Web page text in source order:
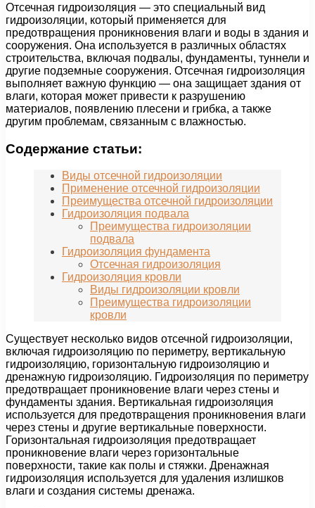
Отсечная гидроизоляция — это специальный вид
гидроизоляции, который применяется для
предотвращения проникновения влаги и воды в здания и
сооружения. Она используется в различных областях
строительства, включая подвалы, фундаменты, туннели и
другие подземные сооружения. Отсечная гидроизоляция
выполняет важную функцию — она защищает здания от
влаги, которая может привести к разрушению
материалов, появлению плесени и грибка, а также
другим проблемам, связанным с влажностью.
Содержание статьи:
Виды отсечной гидроизоляции
Применение отсечной гидроизоляции
Преимущества отсечной гидроизоляции
Гидроизоляция подвала
Преимущества гидроизоляции
подвала
Гидроизоляция фундамента
Отсечная гидроизоляция
Гидроизоляция кровли
Виды гидроизоляции кровли
Преимущества гидроизоляции
кровли
Существует несколько видов отсечной гидроизоляции,
включая гидроизоляцию по периметру, вертикальную
гидроизоляцию, горизонтальную гидроизоляцию и
дренажную гидроизоляцию. Гидроизоляция по периметру
предотвращает проникновение влаги через стены и
фундаменты здания. Вертикальная гидроизоляция
используется для предотвращения проникновения влаги
через стены и другие вертикальные поверхности.
Горизонтальная гидроизоляция предотвращает
проникновение влаги через горизонтальные
поверхности, такие как полы и стяжки. Дренажная
гидроизоляция используется для удаления излишков
влаги и создания системы дренажа.